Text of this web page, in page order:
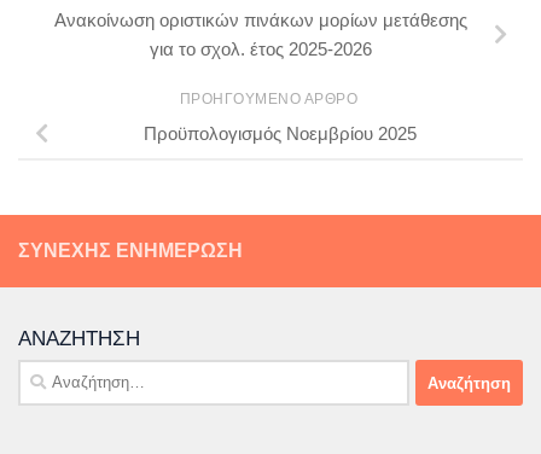
Ανακοίνωση οριστικών πινάκων μορίων μετάθεσης
για το σχολ. έτος 2025-2026
ΠΡΟΗΓΟΎΜΕΝΟ ΆΡΘΡΟ
Προϋπολογισμός Νοεμβρίου 2025
ΣΥΝΕΧΉΣ ΕΝΗΜΈΡΩΣΗ
ΑΝΑΖΉΤΗΣΗ
Αναζήτηση
για: